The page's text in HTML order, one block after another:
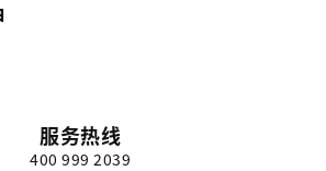
服务热线
400 999 2039